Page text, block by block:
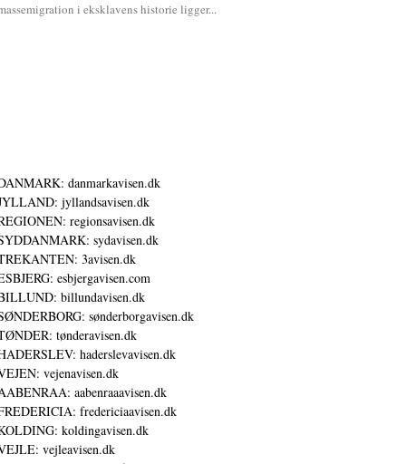
i eksklavens historie ligger...
danmarkavisen.dk
jyllandsavisen.dk
regionsavisen.dk
sydavisen.dk
3avisen.dk
esbjergavisen.com
billundavisen.dk
sønderborgavisen.dk
tønderavisen.dk
haderslevavisen.dk
vejenavisen.dk
aabenraaavisen.dk
fredericiaavisen.dk
koldingavisen.dk
vejleavisen.dk